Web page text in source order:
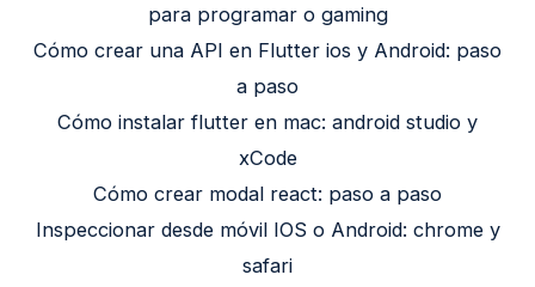
para programar o gaming
Cómo crear una API en Flutter ios y Android: paso
a paso
Cómo instalar flutter en mac: android studio y
xCode
Cómo crear modal react: paso a paso
Inspeccionar desde móvil IOS o Android: chrome y
safari